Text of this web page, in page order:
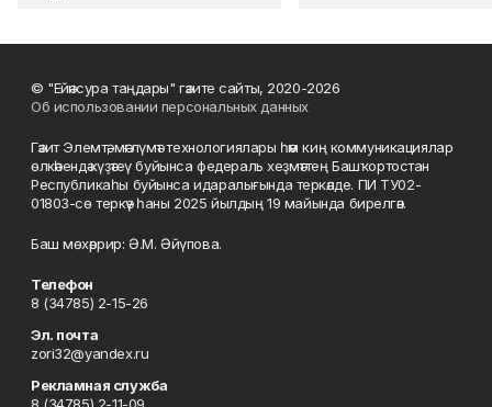
© "Ейәнсура таңдары" гәзите сайты, 2020-2026
Об использовании персональных данных
Гәзит Элемтә, мәғлүмәт технологиялары һәм киң коммуникациялар
өлкәһендә күҙәтеү буйынса федераль хеҙмәттең Башҡортостан
Республикаһы буйынса идаралығында теркәлде. ПИ ТУ02-
01803-сө теркәү һаны 2025 йылдың 19 майында бирелгән.
Баш мөхәррир: Ә.М. Әйүпова.
Телефон
8 (34785) 2-15-26
Эл. почта
zori32@yandex.ru
Рекламная служба